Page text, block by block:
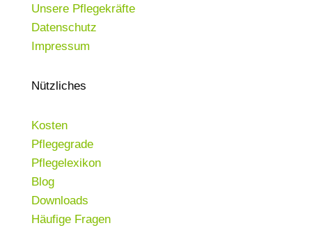
Unsere Pflegekräfte
Datenschutz
Impressum
Nützliches
Kosten
Pflegegrade
Pflegelexikon
Blog
Downloads
Häufige Fragen